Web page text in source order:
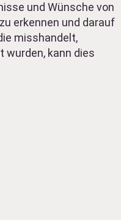
und Wünsche von
erkennen und darauf
misshandelt,
kann dies